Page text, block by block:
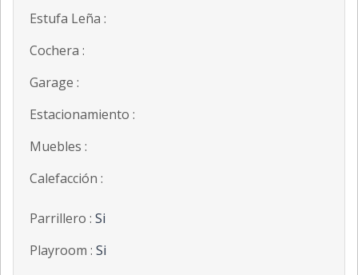
Estufa Leña :
Cochera :
Garage :
Estacionamiento :
Muebles :
Calefacción :
Parrillero : Si
Playroom : Si